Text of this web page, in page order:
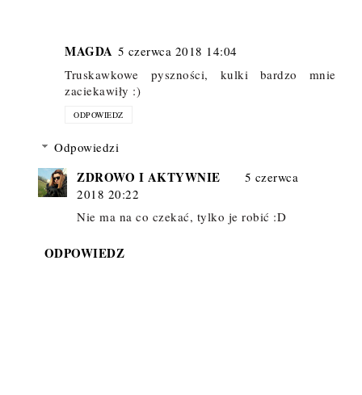
MAGDA 5 czerwca 2018 14:04
Truskawkowe pyszności, kulki bardzo mnie
zaciekawiły :)
ODPOWIEDZ
Odpowiedzi
ZDROWO I AKTYWNIE
5 czerwca
2018 20:22
Nie ma na co czekać, tylko je robić :D
ODPOWIEDZ